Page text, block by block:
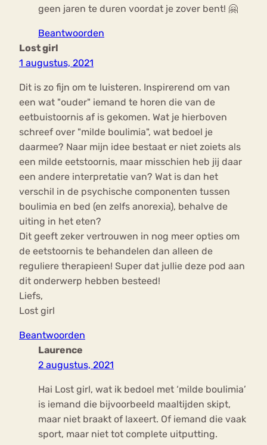
geen jaren te duren voordat je zover bent! 🤗
Beantwoorden
Lost girl
1 augustus, 2021
Dit is zo fijn om te luisteren. Inspirerend om van
een wat "ouder" iemand te horen die van de
eetbuistoornis af is gekomen. Wat je hierboven
schreef over "milde boulimia", wat bedoel je
daarmee? Naar mijn idee bestaat er niet zoiets als
een milde eetstoornis, maar misschien heb jij daar
een andere interpretatie van? Wat is dan het
verschil in de psychische componenten tussen
boulimia en bed (en zelfs anorexia), behalve de
uiting in het eten?
Dit geeft zeker vertrouwen in nog meer opties om
de eetstoornis te behandelen dan alleen de
reguliere therapieen! Super dat jullie deze pod aan
dit onderwerp hebben besteed!
Liefs,
Lost girl
Beantwoorden
Laurence
2 augustus, 2021
Hai Lost girl, wat ik bedoel met ‘milde boulimia’
is iemand die bijvoorbeeld maaltijden skipt,
maar niet braakt of laxeert. Of iemand die vaak
sport, maar niet tot complete uitputting.